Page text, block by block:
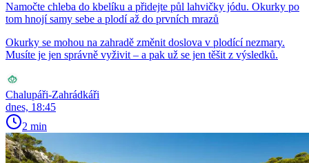
Namočte chleba do kbelíku a přidejte půl lahvičky jódu. Okurky po
tom hnojí samy sebe a plodí až do prvních mrazů
Okurky se mohou na zahradě změnit doslova v plodící nezmary.
Musíte je jen správně vyživit – a pak už se jen těšit z výsledků.
Chalupáři-Zahrádkáři
dnes, 18:45
2 min